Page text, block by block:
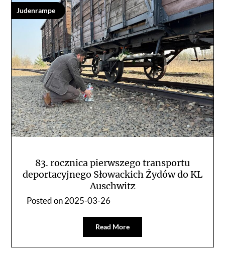
Judenrampe
83. rocznica pierwszego transportu
deportacyjnego Słowackich Żydów do KL
Auschwitz
Posted on2025-03-26
Read More